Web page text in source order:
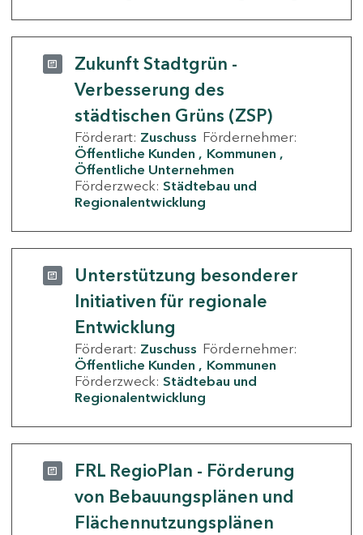
Zukunft Stadtgrün -
Verbesserung des
städtischen Grüns (ZSP)
Förderart: Zuschuss Fördernehmer:
Öffentliche Kunden
Kommunen
Öffentliche Unternehmen
Förderzweck: Städtebau und
Regionalentwicklung
Unterstützung besonderer
Initiativen für regionale
Entwicklung
Förderart: Zuschuss Fördernehmer:
Öffentliche Kunden
Kommunen
Förderzweck: Städtebau und
Regionalentwicklung
FRL RegioPlan - Förderung
von Bebauungsplänen und
Flächennutzungsplänen